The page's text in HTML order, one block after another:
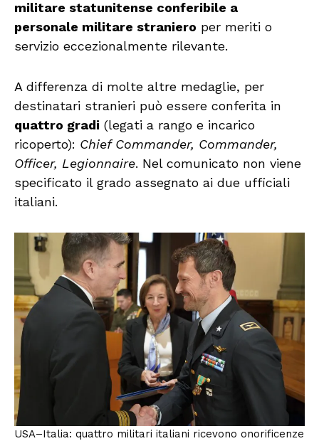
militare statunitense conferibile a
personale militare straniero per meriti o
servizio eccezionalmente rilevante.
A differenza di molte altre medaglie, per
destinatari stranieri può essere conferita in
quattro gradi (legati a rango e incarico
ricoperto): Chief Commander, Commander,
Officer, Legionnaire. Nel comunicato non viene
specificato il grado assegnato ai due ufficiali
italiani.
USA–Italia: quattro militari italiani ricevono onorificenze